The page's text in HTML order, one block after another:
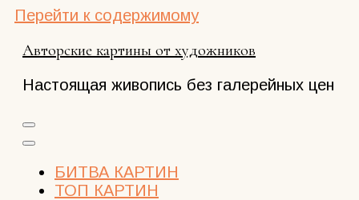
Перейти к содержимому
Авторские картины от художников
Настоящая живопись без галерейных цен
БИТВА КАРТИН
ТОП КАРТИН